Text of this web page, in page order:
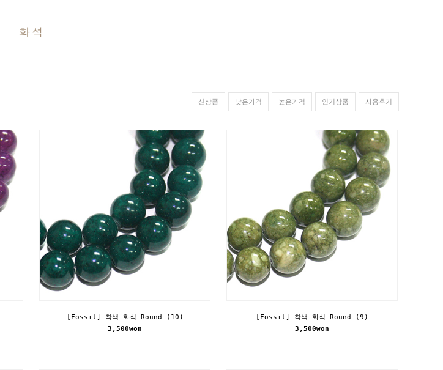
화석
신상품 낮은가격 높은가격 인기상품 사용후기
[Fossil] 착색 화석 Round (10)
3,500won
[Fossil] 착색 화석 Round (9)
3,500won